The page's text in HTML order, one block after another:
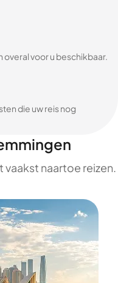
overal voor u beschikbaar.
die uw reis nog
vaakst naartoe reizen.